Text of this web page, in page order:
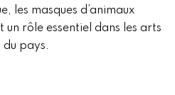
les masques d’animaux
rôle essentiel dans les arts
du pays.